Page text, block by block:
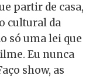
partir de casa,
cultural da
só uma lei que
Eu nunca
show, as